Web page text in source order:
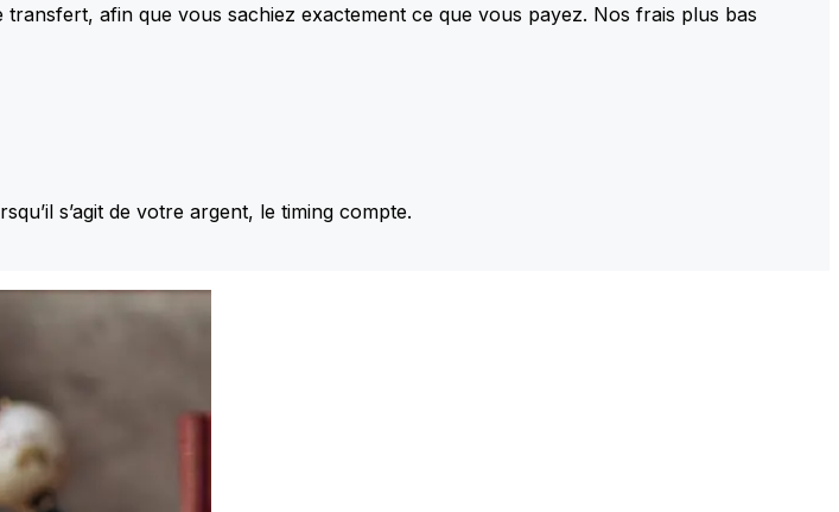
afin que vous sachiez exactement ce que vous payez. Nos frais plus bas
s’agit de votre argent, le timing compte.